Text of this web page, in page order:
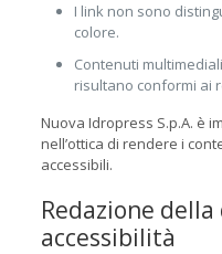
I link non sono
colore.
Contenuti
risultano conformi ai
Nuova Idropress S.p.A. è
nell’ottica di rendere i
accessibili.
Redazione
accessibilità